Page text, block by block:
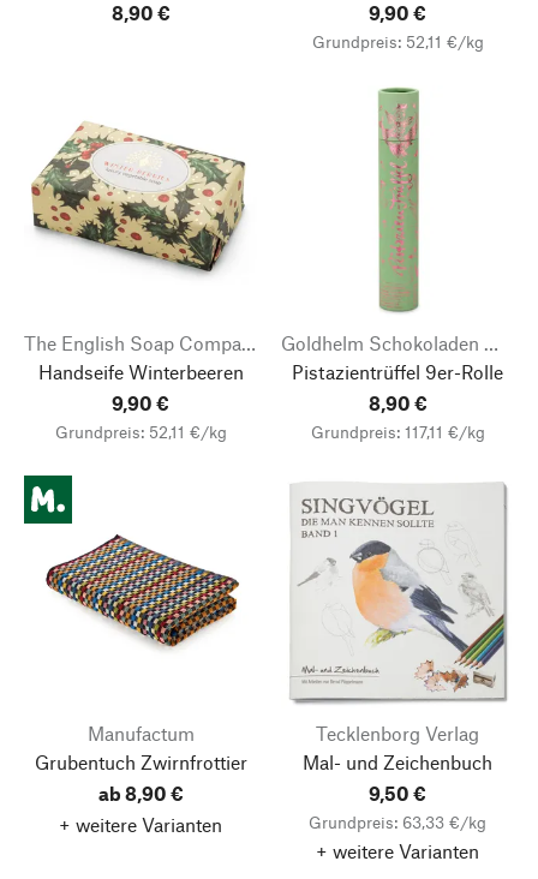
8,90 €
9,90 €
Grundpreis: 52,11 €/kg
The English Soap Company
Handseife Winterbeeren
9,90 €
Grundpreis: 52,11 €/kg
Goldhelm Schokoladen Manufaktur
Pistazientrüffel 9er-Rolle
8,90 €
Grundpreis: 117,11 €/kg
Manufactum
Grubentuch Zwirnfrottier
ab 8,90 €
+ weitere Varianten
Tecklenborg Verlag
Mal- und Zeichenbuch
9,50 €
Grundpreis: 63,33 €/kg
+ weitere Varianten